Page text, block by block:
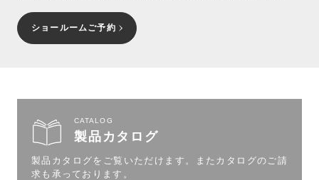
ショールームご予約
CATALOG
製品カタログ
製品カタログをご覧いただけます。
またカタログのご請
求も承っております。